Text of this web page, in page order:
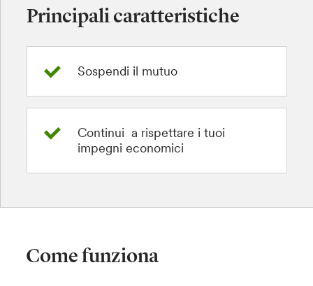
Principali caratteristiche
Sospendi il mutuo
Continui a rispettare i tuoi
impegni economici
Come funziona